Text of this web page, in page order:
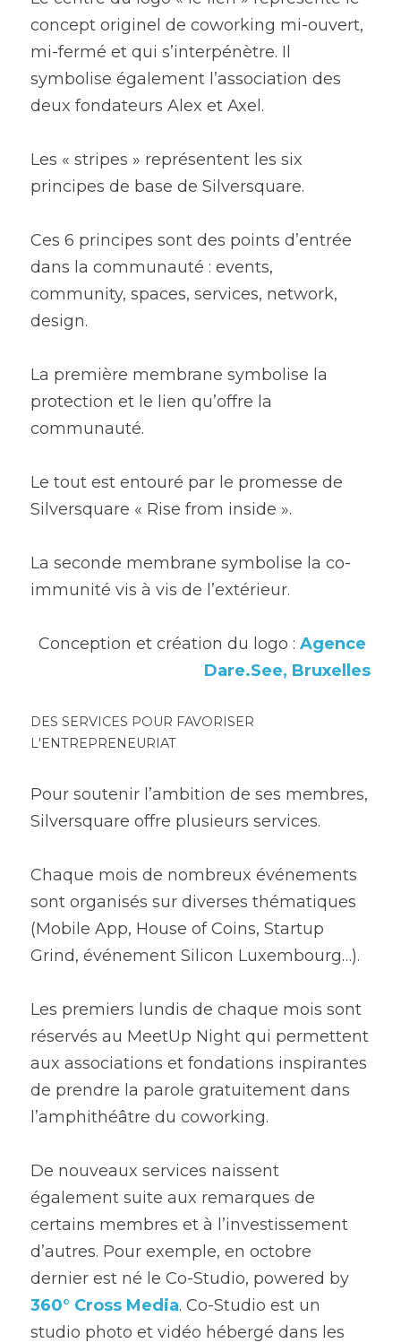
concept originel de coworking mi-ouvert,
mi-fermé et qui s’interpénètre. Il
symbolise également l’association des
deux fondateurs Alex et Axel.
Les « stripes » représentent les six
principes de base de Silversquare.
Ces 6 principes sont des points d’entrée
dans la communauté : events,
community, spaces, services, network,
design.
La première membrane symbolise la
protection et le lien qu’offre la
communauté.
Le tout est entouré par le promesse de
Silversquare « Rise from inside ».
La seconde membrane symbolise la co-
immunité vis à vis de l’extérieur.
Conception et création du logo : Agence
Dare.See, Bruxelles
DES SERVICES POUR FAVORISER
L'ENTREPRENEURIAT
Pour soutenir l’ambition de ses membres,
Silversquare offre plusieurs services.
Chaque mois de nombreux événements
sont organisés sur diverses thématiques
(Mobile App, House of Coins, Startup
Grind, événement Silicon Luxembourg…).
Les premiers lundis de chaque mois sont
réservés au MeetUp Night qui permettent
aux associations et fondations inspirantes
de prendre la parole gratuitement dans
l’amphithéâtre du coworking.
De nouveaux services naissent
également suite aux remarques de
certains membres et à l’investissement
d’autres. Pour exemple, en octobre
360° Cross Media. Co-Studio est un
studio photo et vidéo hébergé dans les